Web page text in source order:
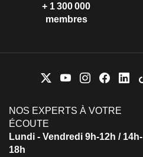
+ 1 300 000
membres
NOS EXPERTS À VOTRE
ÉCOUTE
Lundi - Vendredi 9h-12h / 14h-
18h